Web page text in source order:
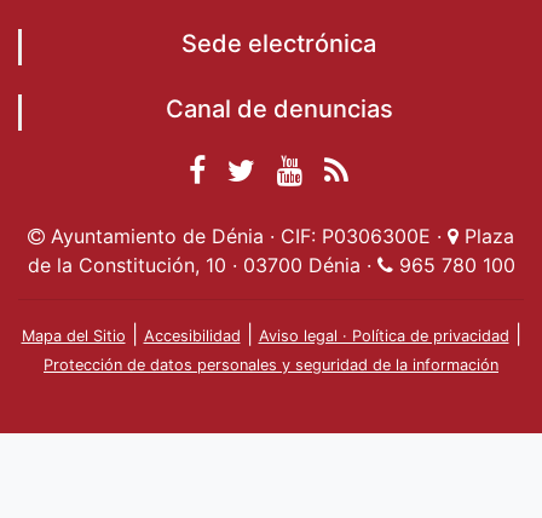
Sede electrónica
Canal de denuncias
Facebook
Ayuntamiento de
Dénia
Ayuntamiento de
Dénia
Ayuntamiento
de Dénia
Actualidad
Ayuntamiento de Dénia · CIF: P0306300E ·
Plaza
de la Constitución, 10 · 03700 Dénia ·
965 780 100
Mapa del Sitio Accesibilidad Aviso legal · Política de privacidad
Protección de datos personales y seguridad de la información